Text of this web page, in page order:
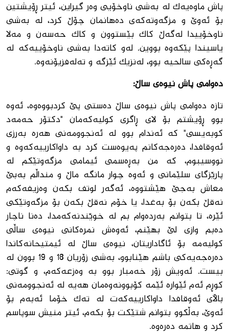
پاش ماوه‌یه‌ك له‌ به‌شى ناوخۆیى وه‌ر گیراین، ئیتر ڕۆیشتین
بۆ ئه‌وێ و مزگه‌وته‌كه‌ى ده‌هانمان چۆڵ كرد، له ‌به‌شى
ناوخۆییدا له‌گه‌ڵ كاك بێستوون و كاك حه‌سه‌ن و مه‌لا
یاسیندا پێكه‌وه‌ بووین. له‌و كاته‌دا به‌شى ناوخۆییه‌كه‌ له‌
گه‌ڕه‌كى سالحیه‌ بوو، له‌نزیك ئێزگه ‌و ته‌له‌فزیۆنه‌وه‌.
دە‌وامی پاش نیوەی ساڵ:
تازه‌ ده‌وامی پاش نیوه‌ی ساڵ ده‌ستی پێ كردبووه‌وه،‌ ئەوە
بوو ڕۆیشتم بۆ لای ڕاگری كولیه‌كه‌مان "دكتۆر حه‌مه‌د
كوبه‌یسی" كه‌ ئه‌ندام بوو له‌ ئه‌نجوومه‌نی هه‌ره ‌به‌رزی
ئه‌وقافدا، ده‌ره‌جه‌كانم په‌یوه‌ست كرد به‌ داواكارییه‌كه‌وه‌ و
نووسیبوم، كه‌ من به‌ڕه‌سمی ئیمامی مزگه‌وتێكم له‌
پارێزگای سلێمانی و ئه‌وه‌ چوار مانگه‌ ماڵ و منداڵم به‌بێ
معاش به‌جێ هێشتووه‌، ئه‌گه‌ر لوتف بكه‌ن وه‌زیفه‌كه‌م
نه‌قڵ بكه‌ن بۆ به‌غدا، یا خۆم نه‌قڵ بكه‌ن بۆ مزگه‌وتێكی
ئێره‌، تا بتوانم به‌رده‌وام بم له‌ خوێندنه‌كه‌مدا، ده‌نا ناچار
ده‌بم وازی لێ بهێنم، ئه‌وه‌ش نمره‌كانی نیوه‌ی ساڵی
كولیه‌مه‌ بۆ ئاگاداریتان، نیوه‌ی ساڵ له‌ ئیمتیحانه‌کاندا
ده‌ره‌جه‌یه‌كی باشم هێنابوو، به‌شی زۆریان 18 و 19 بوون له‌
بیست. ئه‌ویش زۆر خه‌مبار بوو به ‌وه‌زعه‌كه‌م، و گوتی:
كوڕم ئه‌م ئێواره‌‌ ئێمه‌ كۆبوونه‌وه‌مان هه‌یه‌ له‌ ئه‌نجوومه‌نی
باڵای ئه‌وقافدا داواكارییه‌كه‌ت له ‌ته‌ك خۆما ئه‌به‌م بۆ
ئه‌وێ، به‌ڵكوو بتوانم شتێكت بۆ بكه‌م، ئیتر منیش سوپاسم
كرد و هاتمه‌ ده‌ره‌وه‌.